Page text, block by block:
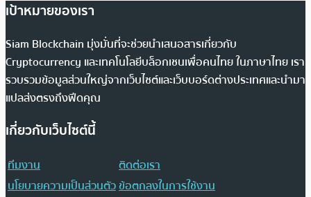
เป้าหมายของเรา
Siam Blockchain มุ่งมั่นที่จะช่วยนำเสนอสารเกี่ยวกับ
Cryptocurrency และเทคโนโลยีบล็อกเชนเพื่อคนไทย ในภาษาไทย เรา
รวบรวมข้อมูลส่วนใหญ่จากเว็บไซต์และเว็บบอร์ดต่างประเทศและนำมา
แปลส่งตรงถึงฟีดคุณ
เกี่ยวกับเว็บไซต์นี้
ทีมงาน
ติดต่อเรา
นโยบายความเป็นส่วนตัวข้อตกลงในการใช้งาน